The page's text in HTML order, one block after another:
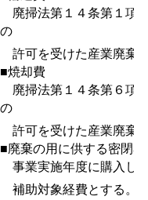
廃掃法第１４条第１項
の
許可を受けた産業廃棄
■焼却費
廃掃法第１４条第６項
の
許可を受けた産業廃棄
■廃棄の用に供する密閉容
事業実施年度に購入し
補助対象経費とする。